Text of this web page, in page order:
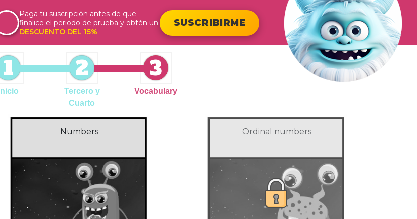
Paga tu suscripción antes de que
finalice el periodo de prueba y obtén un
DESCUENTO DEL 15%
SUSCRIBIRME
1
Inicio
2
Tercero y
Cuarto
3
Vocabulary
Numbers Ordinal numbers